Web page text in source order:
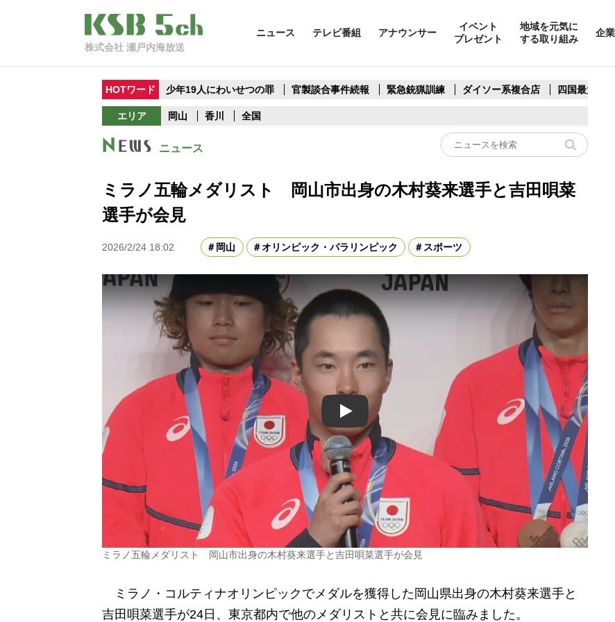
株式会社 瀬戸内海放送
ニュース テレビ番組 アナウンサー
イベント
プレゼント
地域を元気に
する取り組み
企
HOTワード 少年19人にわいせつの罪 官製談合事件続報 緊急銃猟訓練 ダイソー系複合店 四国最大スリ
エリア 岡山 香川 全国
ニュース
ミラノ五輪メダリスト 岡山市出身の木村葵来選手と吉田唄菜
選手が会見
2026/2/24 18:02 岡山 オリンピック・パラリンピック スポーツ
Play
ミラノ五輪メダリスト 岡山市出身の木村葵来選手と吉田唄菜選手が会見
ミラノ・コルティナオリンピックでメダルを獲得した岡山県出身の木村葵来選手と
吉田唄菜選手が24日、東京都内で他のメダリストと共に会見に臨みました。